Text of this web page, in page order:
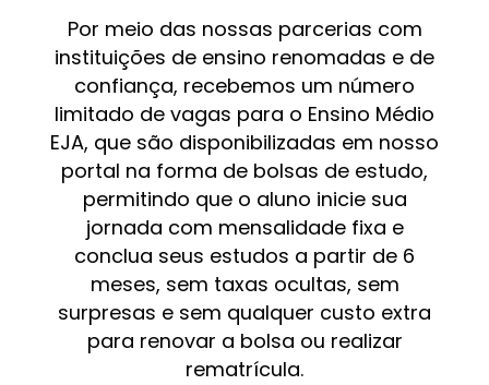
Por meio das nossas parcerias com
instituições de ensino renomadas e de
confiança, recebemos um número
limitado de vagas para o Ensino Médio
EJA, que são disponibilizadas em nosso
portal na forma de bolsas de estudo,
permitindo que o aluno inicie sua
jornada com mensalidade fixa e
conclua seus estudos a partir de 6
meses, sem taxas ocultas, sem
surpresas e sem qualquer custo extra
para renovar a bolsa ou realizar
rematrícula.